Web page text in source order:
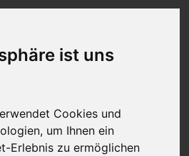
ist uns
Cookies und
um Ihnen ein
Erlebnis zu ermöglichen
€
Apotheke
& inkl. MwSt.